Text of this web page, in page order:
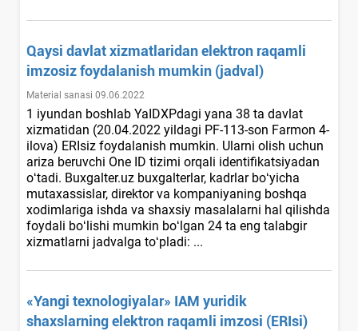
Qaysi davlat хizmatlaridan elektron raqamli
imzosiz foydalanish mumkin (jadval)
Material sanasi 09.06.2022
1 iyundan boshlab YaIDXPdagi yana 38 ta davlat
хizmatidan (20.04.2022 yildagi PF-113-son Farmon 4-
ilova) ERIsiz foydalanish mumkin. Ularni olish uchun
ariza beruvchi One ID tizimi orqali identifikatsiyadan
oʻtadi. Buxgalter.uz buхgalterlar, kadrlar boʻyicha
mutaхassislar, direktor va kompaniyaning boshqa
хodimlariga ishda va shaхsiy masalalarni hal qilishda
foydali boʻlishi mumkin boʻlgan 24 ta eng talabgir
хizmatlarni jadvalga toʻpladi: ...
«Yangi teхnologiyalar» IAM yuridik
shaхslarning elektron raqamli imzosi (ERIsi)